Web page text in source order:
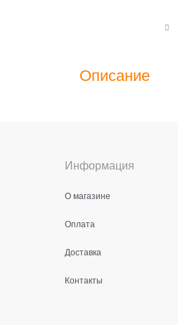
Описание
Информация
О магазине
Оплата
Доставка
Контакты